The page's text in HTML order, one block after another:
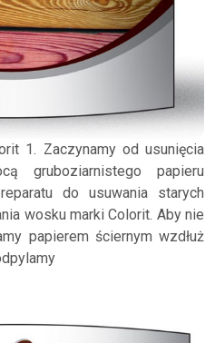
1. Zaczynamy od usunięcia
gruboziarnistego papieru
do usuwania starych
wosku marki Colorit. Aby nie
papierem ściernym wzdłuż